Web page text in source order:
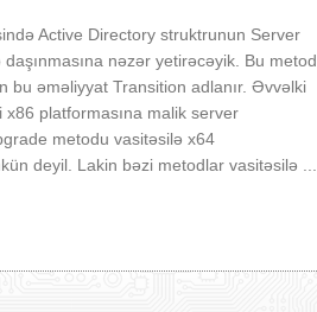
Active Directory struktrunun Server
nəzər yetirəcəyik. Bu metod
bu əməliyyat Transition adlanır. Əvvəlki
platformasına malik server
metodu vasitəsilə x64
deyil. Lakin bəzi metodlar vasitəsilə ...